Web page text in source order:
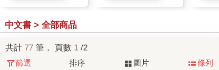
中文書 > 全部商品
共計 77 筆， 頁數 1 /2
篩選 排序 圖片 條列